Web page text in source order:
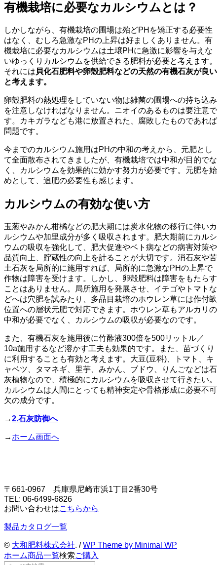
有機栽培に必要なカルシウムとは？
しかしながら、有機栽培の圃場は殆どPHを矯正する必要性
はなく、むしろ急激なPHの上昇は好ましくありません。有
機栽培に必要なカルシウムは土壌PHに急激に影響を与えな
いゆっくりカルシウムを供給できる肥料が必要と考えます。
それには 貝化石肥料や卵殻肥料などの天然の有機石灰が良い
と考えます。
卵殻肥料の熱処理をしていない物は雑菌の圃場への持ち込み
を注意しなければなりません。ニオイのあるものは要注意で
す。カキガラなども港に放置された、腐敗したものであれば
問題です。
今までのカルシウム施用はPHの中和の考えから、元肥とし
て全面散布されてきましたが、有機栽培では中和が目的でな
く、カルシウムを効果的に効かす努力が必要です。元肥を始
めとして、追肥の必要性も感じます。
カルシウムの有効な使い方
玉葱やみかん柑橘などの肥大期には炭水化物の移行に伴いカ
ルシウムや加里成分が多く吸収されます。肥大期前にカルシ
ウムの吸収を強化して、肥大促進やベト病などの病害対策や
品質向上、貯蔵性の向上を計ることが大切です。消石灰や苦
土石灰を局所的に施用すれば、局所的に急激なPHの上昇で
作物は障害を受けます。しかし、卵殻肥料は障害をもたらす
ことはありません。局所施用を発展させ、イチゴやトマトな
どへは穴肥を試みたり、多品目栽培のホウレン草には作付畝
位置への層状元肥で対応できます。ホウレン草もアルカリの
中和が必要でなく、カルシウムの吸収が必要なのです。
また、有機石灰を施用後に竹酢液300倍を500リットル／
10a施用するなど溶かす工夫も効果的です。また、苗づくり
に利用することも有効と考えます。大豆(豆科)、トマト、キ
ャベツ、タマネギ、里芋、みかん、ブドウ、りんごなどは石
灰植物なので、積極的にカルシウムを吸収させて行きたい。
カルシウムは人間にとっても精神安定や骨格形成に必要不可
欠の成分です。
→2.石灰防御へ
→ ホーム画面へ
〒661-0967 兵庫県尼崎市浜1丁目2番30号
TEL: 06-6499-6826
お問い合わせはこちらから
製品カタログ一覧
© 大和肥料株式会社. /WP Theme by Minimal WP
ホーム商品一覧検索ご購入